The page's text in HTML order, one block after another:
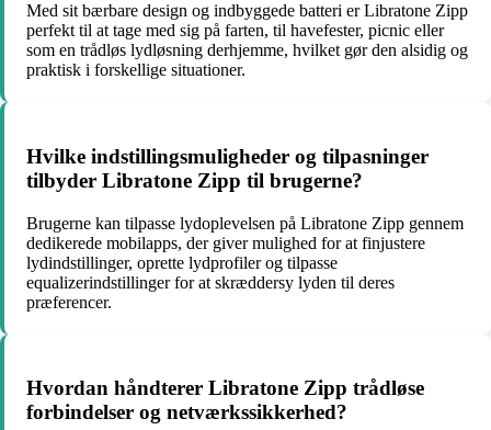
Med sit bærbare design og indbyggede batteri er Libratone Zipp
perfekt til at tage med sig på farten, til havefester, picnic eller
som en trådløs lydløsning derhjemme, hvilket gør den alsidig og
praktisk i forskellige situationer.
Hvilke indstillingsmuligheder og tilpasninger
tilbyder Libratone Zipp til brugerne?
Brugerne kan tilpasse lydoplevelsen på Libratone Zipp gennem
dedikerede mobilapps, der giver mulighed for at finjustere
lydindstillinger, oprette lydprofiler og tilpasse
equalizerindstillinger for at skræddersy lyden til deres
præferencer.
Hvordan håndterer Libratone Zipp trådløse
forbindelser og netværkssikkerhed?